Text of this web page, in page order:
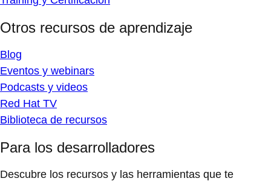
Otros recursos de aprendizaje
Blog
Eventos y webinars
Podcasts y videos
Red Hat TV
Biblioteca de recursos
Para los desarrolladores
Descubre los recursos y las herramientas que te